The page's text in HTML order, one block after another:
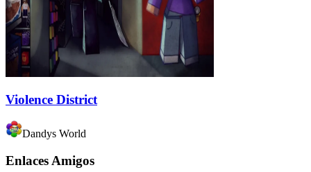
Violence District
Dandys World
Enlaces Amigos